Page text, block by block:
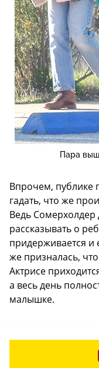
Пара
Впрочем, публике
гадать, что же
Ведь
рассказывать о
придерживается
же призналась,
Актрисе
а весь день
малышке.